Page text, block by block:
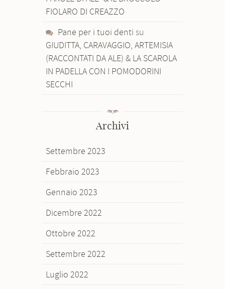
FIOLARO DI CREAZZO
Pane per i tuoi denti su
GIUDITTA, CARAVAGGIO, ARTEMISIA
(RACCONTATI DA ALE) & LA SCAROLA
IN PADELLA CON I POMODORINI
SECCHI
Archivi
Settembre 2023
Febbraio 2023
Gennaio 2023
Dicembre 2022
Ottobre 2022
Settembre 2022
Luglio 2022